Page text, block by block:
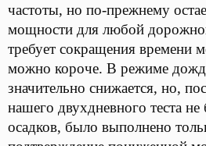
частоты, но по-прежнему
мощности для любой
требует сокращения времени
можно короче. В режиме
значительно снижается, но,
нашего двухдневного теста
осадков, было выполнено